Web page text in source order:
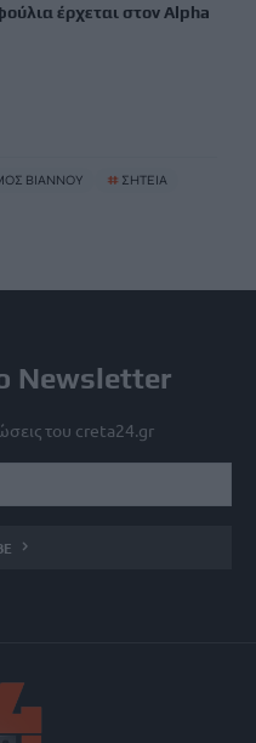
έρχεται στον Alpha
ΒΙΑΝΝΟΥ # ΣΗΤΕΙΑ
Newsletter
του creta24.gr